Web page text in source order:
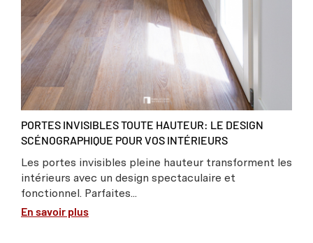
PORTES INVISIBLES TOUTE HAUTEUR: LE DESIGN
SCÉNOGRAPHIQUE POUR VOS INTÉRIEURS
Les portes invisibles pleine hauteur transforment les
intérieurs avec un design spectaculaire et
fonctionnel. Parfaites...
En savoir plus